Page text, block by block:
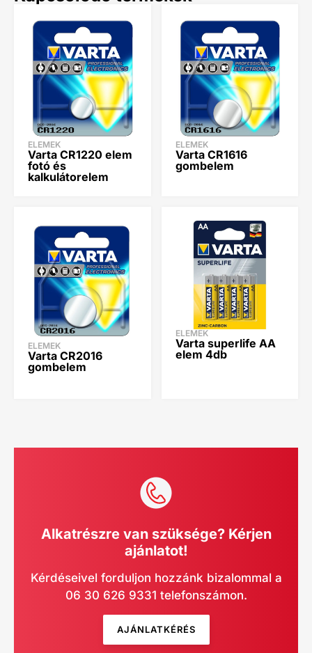
ELEMEK
Varta CR1220 elem
fotó és
kalkulátorelem
ELEMEK
Varta CR1616
gombelem
ELEMEK
Varta CR2016
gombelem
ELEMEK
Varta superlife AA
elem 4db
Alkatrészre van szüksége? Kérjen
ajánlatot!
Kérdéseivel forduljon hozzánk bizalommal a
06 30 626 9331 telefonszámon.
AJÁNLATKÉRÉS